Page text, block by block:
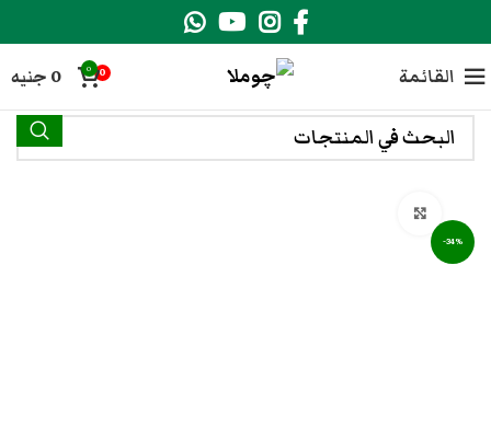
القائمة 0
0
0 جنيه
-34%